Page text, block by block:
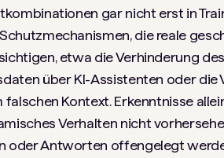
gar nicht erst in
die reale
etwa die Verhinderung
über KI-Assistenten oder die
Kontext. Erkenntnisse
Verhalten nicht
oder Antworten offengelegt